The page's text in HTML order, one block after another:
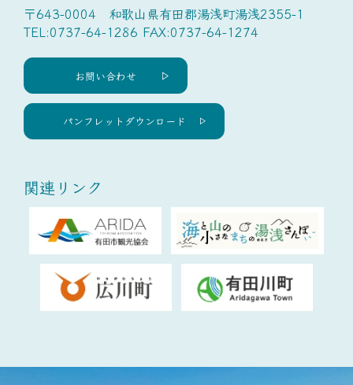
〒643-0004 和歌山県有田郡湯浅町湯浅2355-1
TEL:0737-64-1286 FAX:0737-64-1274
お問い合わせ
パンフレットダウンロード
関連リンク